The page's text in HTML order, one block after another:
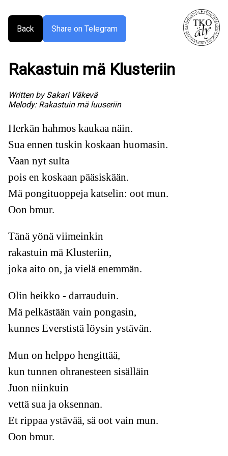
Back Share on Telegram
Rakastuin mä Klusteriin
Written bySakari Väkevä
Melody: Rakastuin mä luuseriin
Herkän hahmos kaukaa näin.
Sua ennen tuskin koskaan huomasin.
Vaan nyt sulta
pois en koskaan pääsiskään.
Mä pongituoppeja katselin: oot mun.
Oon bmur.
Tänä yönä viimeinkin
rakastuin mä Klusteriin,
joka aito on, ja vielä enemmän.
Olin heikko - darrauduin.
Mä pelkästään vain pongasin,
kunnes Everstistä löysin ystävän.
Mun on helppo hengittää,
kun tunnen ohranesteen sisälläin
Juon niinkuin
vettä sua ja oksennan.
Et rippaa ystävää, sä oot vain mun.
Oon bmur.